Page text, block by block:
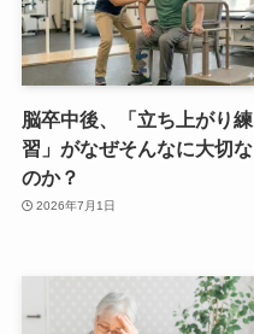
脳卒中後、「立ち上がり練
習」がなぜそんなに大切な
のか？
2026年7月1日